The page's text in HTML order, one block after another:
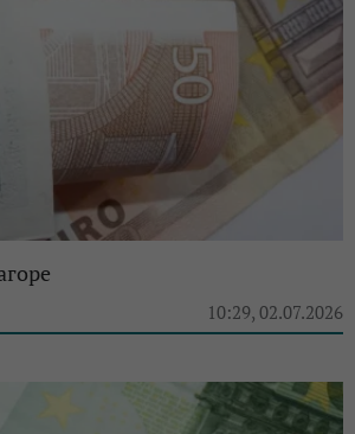
10:29, 02.07.2026